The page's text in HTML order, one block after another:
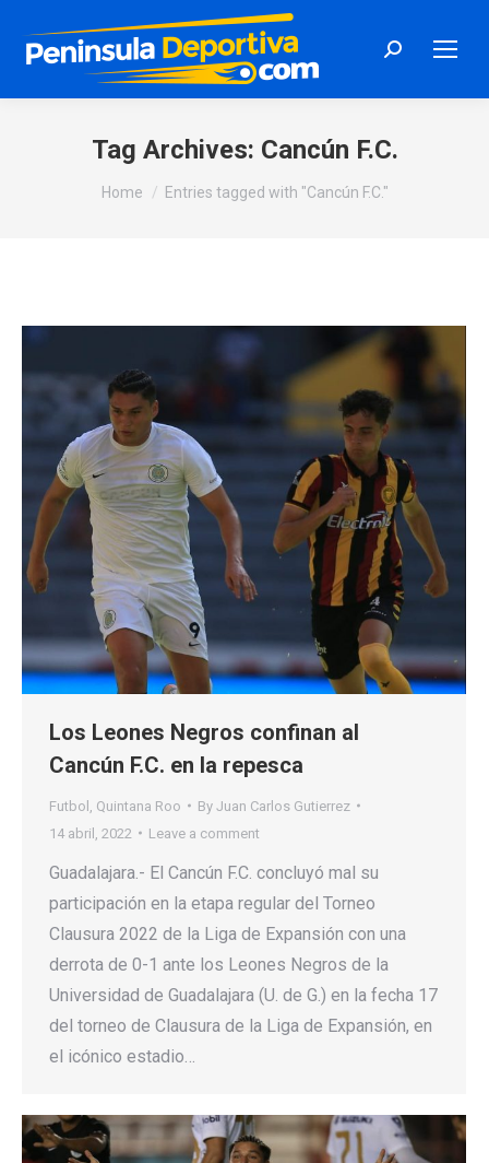
Search:
Tag Archives: Cancún F.C.
You are here:
Home Entries tagged with "Cancún F.C."
Los Leones Negros confinan al
Cancún F.C. en la repesca
Futbol Quintana Roo By Juan Carlos Gutierrez
14 abril, 2022
Leave a comment
Guadalajara.- El Cancún F.C. concluyó mal su
participación en la etapa regular del Torneo
Clausura 2022 de la Liga de Expansión con una
derrota de 0-1 ante los Leones Negros de la
Universidad de Guadalajara (U. de G.) en la fecha 17
del torneo de Clausura de la Liga de Expansión, en
el icónico estadio…